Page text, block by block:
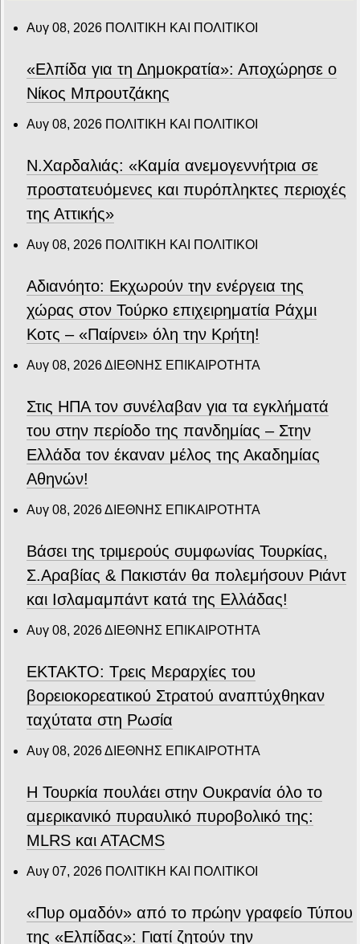
Αυγ 08, 2026 ΠΟΛΙΤΙΚΗ ΚΑΙ ΠΟΛΙΤΙΚΟΙ
«Ελπίδα για τη Δημοκρατία»: Αποχώρησε ο
Νίκος Μπρουτζάκης
Αυγ 08, 2026 ΠΟΛΙΤΙΚΗ ΚΑΙ ΠΟΛΙΤΙΚΟΙ
Ν.Χαρδαλιάς: «Καμία ανεμογεννήτρια σε
προστατευόμενες και πυρόπληκτες περιοχές
της Αττικής»
Αυγ 08, 2026 ΠΟΛΙΤΙΚΗ ΚΑΙ ΠΟΛΙΤΙΚΟΙ
Αδιανόητο: Εκχωρούν την ενέργεια της
χώρας στον Τούρκο επιχειρηματία Ράχμι
Κοτς – «Παίρνει» όλη την Κρήτη!
Αυγ 08, 2026ΔΙΕΘΝΗΣ ΕΠΙΚΑΙΡΟΤΗΤΑ
Στις ΗΠΑ τον συνέλαβαν για τα εγκλήματά
του στην περίοδο της πανδημίας – Στην
Ελλάδα τον έκαναν μέλος της Ακαδημίας
Αθηνών!
Αυγ 08, 2026ΔΙΕΘΝΗΣ ΕΠΙΚΑΙΡΟΤΗΤΑ
Βάσει της τριμερούς συμφωνίας Τουρκίας,
Σ.Αραβίας & Πακιστάν θα πολεμήσουν Ριάντ
και Ισλαμαμπάντ κατά της Ελλάδας!
Αυγ 08, 2026ΔΙΕΘΝΗΣ ΕΠΙΚΑΙΡΟΤΗΤΑ
ΕΚΤΑΚΤΟ: Τρεις Μεραρχίες του
βορειοκορεατικού Στρατού αναπτύχθηκαν
ταχύτατα στη Ρωσία
Αυγ 08, 2026ΔΙΕΘΝΗΣ ΕΠΙΚΑΙΡΟΤΗΤΑ
Η Τουρκία πουλάει στην Ουκρανία όλο το
αμερικανικό πυραυλικό πυροβολικό της:
MLRS και ΑΤΑCMS
Αυγ 07, 2026 ΠΟΛΙΤΙΚΗ ΚΑΙ ΠΟΛΙΤΙΚΟΙ
«Πυρ ομαδόν» από το πρώην γραφείο Τύπου
της «Ελπίδας»: Γιατί ζητούν την